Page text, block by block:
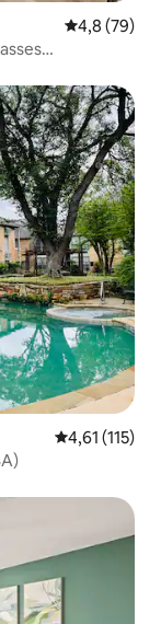
4,8 ud af 5 i
4,8 (79)
4,61 ud af 5 i
4,61 (115)